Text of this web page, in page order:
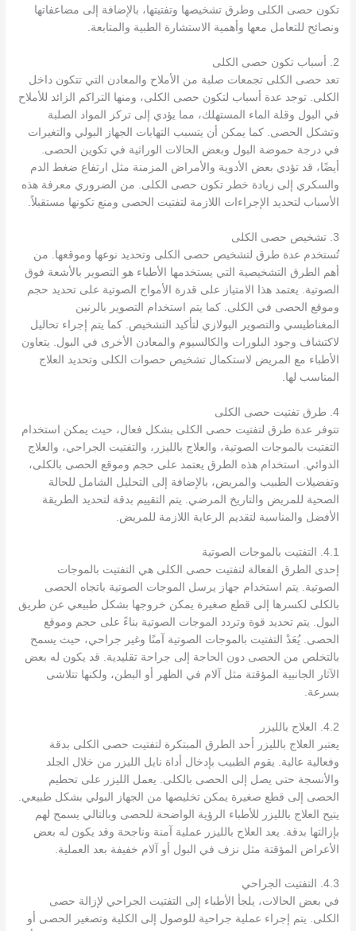
تكون حصى الكلى وطرق تشخيصها وتفتيتها، بالإضافة إلى مضاعفاتها
ونصائح للتعامل معها وأهمية الاستشارة الطبية والمتابعة.
2. أسباب تكون حصى الكلى
تعد حصى الكلى تجمعات صلبة من الأملاح والمعادن التي تتكون داخل
الكلى. توجد عدة أسباب لتكون حصى الكلى، ومنها التراكم الزائد للأملاح
في البول وقلة الماء المستهلك، مما يؤدي إلى تركز المواد الصلبة
وتشكل الحصى. كما يمكن أن يتسبب التهابات الجهاز البولي والتغيرات
في درجة حموضة البول وبعض الحالات الوراثية في تكوين الحصى.
أيضًا، قد تؤدي بعض الأدوية والأمراض المزمنة مثل ارتفاع ضغط الدم
والسكري إلى زيادة خطر تكون حصى الكلى. من الضروري معرفة هذه
الأسباب لتحديد الإجراءات اللازمة لتفتيت الحصى ومنع تكونها مستقبلاً.
3. تشخيص حصى الكلى
تُستخدم عدة طرق لتشخيص حصى الكلى وتحديد نوعها وموقعها. من
أهم الطرق التشخيصية التي يستخدمها الأطباء هو التصوير بالأشعة فوق
الصوتية. يعتمد هذا الامتياز على قدرة الأمواج الصوتية على تحديد حجم
وموقع الحصى في الكلى. كما يتم استخدام التصوير بالرنين
المغناطيسي والتصوير البولازي لتأكيد التشخيص. كما يتم إجراء تحاليل
لاكتشاف وجود البلورات والكالسيوم والمعادن الأخرى في البول. يتعاون
الأطباء مع المريض لاستكمال تشخيص حصوات الكلى وتحديد العلاج
المناسب لها.
4. طرق تفتيت حصى الكلى
تتوفر عدة طرق لتفتيت حصى الكلى بشكل فعال، حيث يمكن استخدام
التفتيت بالموجات الصوتية، والعلاج بالليزر، والتفتيت الجراحي، والعلاج
الدوائي. استخدام هذه الطرق يعتمد على حجم وموقع الحصى بالكلى،
وتفضيلات الطبيب والمريض، بالإضافة إلى التحليل الشامل للحالة
الصحية للمريض والتاريخ المرضي. يتم التقييم بدقة لتحديد الطريقة
الأفضل والمناسبة لتقديم الرعاية اللازمة للمريض.
4.1. التفتيت بالموجات الصوتية
إحدى الطرق الفعالة لتفتيت حصى الكلى هي التفتيت بالموجات
الصوتية. يتم استخدام جهاز يرسل الموجات الصوتية باتجاه الحصى
بالكلى لكسرها إلى قطع صغيرة يمكن خروجها بشكل طبيعي عن طريق
البول. يتم تحديد قوة وتردد الموجات الصوتية بناءً على حجم وموقع
الحصى. يُعَدْ التفتيت بالموجات الصوتية آمنًا وغير جراحي، حيث يسمح
بالتخلص من الحصى دون الحاجة إلى جراحة تقليدية. قد يكون له بعض
الآثار الجانبية المؤقتة مثل آلام في الظهر أو البطن، ولكنها تتلاشى
بسرعة.
4.2. العلاج بالليزر
يعتبر العلاج بالليزر أحد الطرق المبتكرة لتفتيت حصى الكلى بدقة
وفعالية عالية. يقوم الطبيب بإدخال أداة نايل الليزر من خلال الجلد
والأنسجة حتى يصل إلى الحصى بالكلى. يعمل الليزر على تحطيم
الحصى إلى قطع صغيرة يمكن تخليصها من الجهاز البولي بشكل طبيعي.
يتيح العلاج بالليزر للأطباء الرؤية الواضحة للحصى وبالتالي يسمح لهم
بإزالتها بدقة. يعد العلاج بالليزر عملية آمنة وناجحة وقد يكون له بعض
الأعراض المؤقتة مثل نزف في البول أو آلام خفيفة بعد العملية.
4.3. التفتيت الجراحي
في بعض الحالات، يلجأ الأطباء إلى التفتيت الجراحي لإزالة حصى
الكلى. يتم إجراء عملية جراحية للوصول إلى الكلية وتصغير الحصى أو